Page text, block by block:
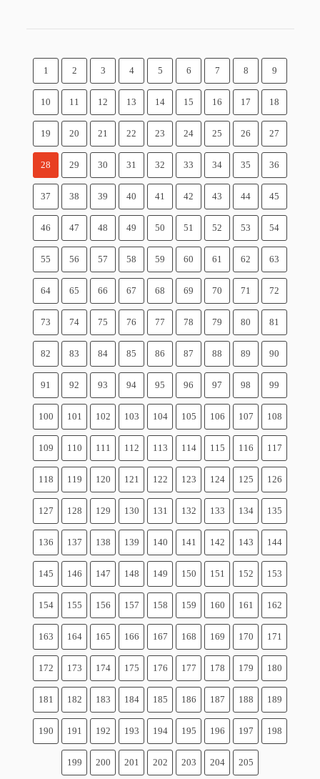
1 2 3 4 5 6 7 8 9
10 11 12 13 14 15 16 17 18
19 20 21 22 23 24 25 26 27
28 29 30 31 32 33 34 35 36
37 38 39 40 41 42 43 44 45
46 47 48 49 50 51 52 53 54
55 56 57 58 59 60 61 62 63
64 65 66 67 68 69 70 71 72
73 74 75 76 77 78 79 80 81
82 83 84 85 86 87 88 89 90
91 92 93 94 95 96 97 98 99
100 101 102 103 104 105 106 107 108
109 110 111 112 113 114 115 116 117
118 119 120 121 122 123 124 125 126
127 128 129 130 131 132 133 134 135
136 137 138 139 140 141 142 143 144
145 146 147 148 149 150 151 152 153
154 155 156 157 158 159 160 161 162
163 164 165 166 167 168 169 170 171
172 173 174 175 176 177 178 179 180
181 182 183 184 185 186 187 188 189
190 191 192 193 194 195 196 197 198
199 200 201 202 203 204 205